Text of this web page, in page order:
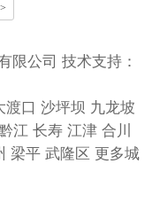
限公司 技术支持：
渡口 沙坪坝 九龙坡
江 长寿 江津 合川
梁平 武隆区 更多城